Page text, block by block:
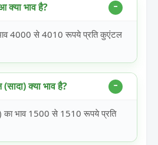
भाव है?
4000 से 4010 रूपये प्रति कुएंटल
क्या भाव है?
का भाव 1500 से 1510 रूपये प्रति